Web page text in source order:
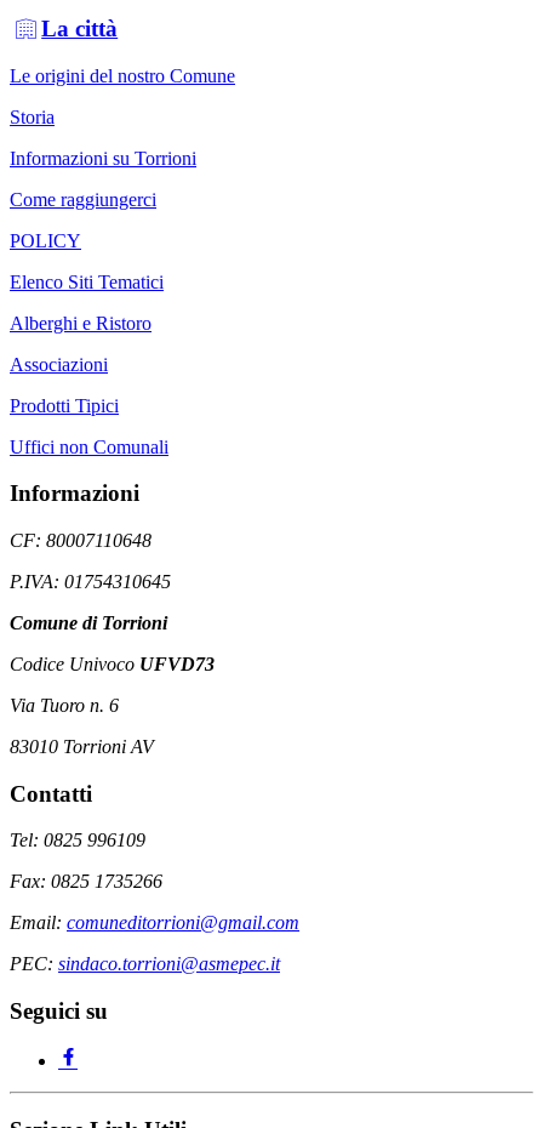
La città
Le origini del nostro Comune
Storia
Informazioni su Torrioni
Come raggiungerci
POLICY
Elenco Siti Tematici
Alberghi e Ristoro
Associazioni
Prodotti Tipici
Uffici non Comunali
Informazioni
CF: 80007110648
P.IVA: 01754310645
Comune di Torrioni
Codice Univoco UFVD73
Via Tuoro n. 6
83010 Torrioni AV
Contatti
Tel: 0825 996109
Fax: 0825 1735266
Email: comuneditorrioni@gmail.com
PEC: sindaco.torrioni@asmepec.it
Seguici su